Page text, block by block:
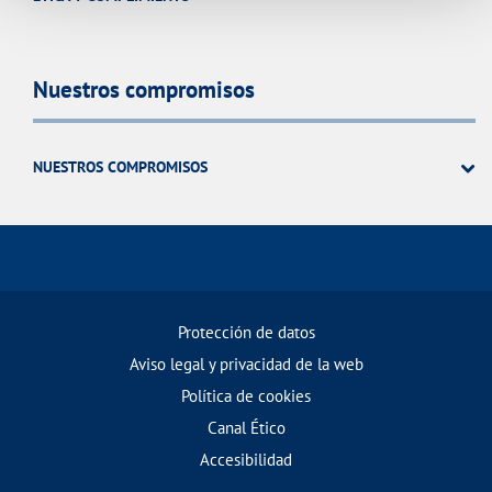
Nuestros compromisos
NUESTROS COMPROMISOS
Protección de datos
Aviso legal y privacidad de la web
Política de cookies
Canal Ético
Accesibilidad